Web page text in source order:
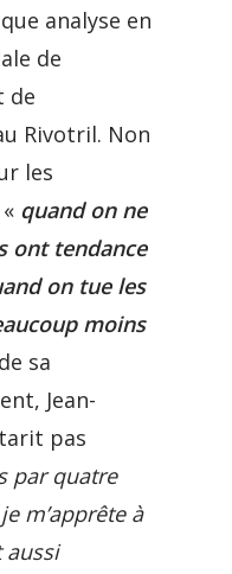
analyse en
de
de
Rivotril. Non
les
quand on ne
ont tendance
on tue les
moins
de sa
Jean-
pas
par quatre
m’apprête à
aussi